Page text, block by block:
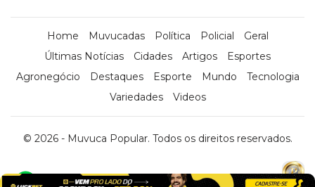
x
Home Muvucadas Política Policial
Geral
Últimas Notícias
Cidades Artigos
Esportes
Agronegócio
Destaques Esporte Mundo
Tecnologia
Variedades
Videos
© 2026 - Muvuca Popular. Todos os direitos reservados.